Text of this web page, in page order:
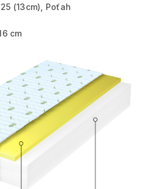
(13cm), Poťah
cm